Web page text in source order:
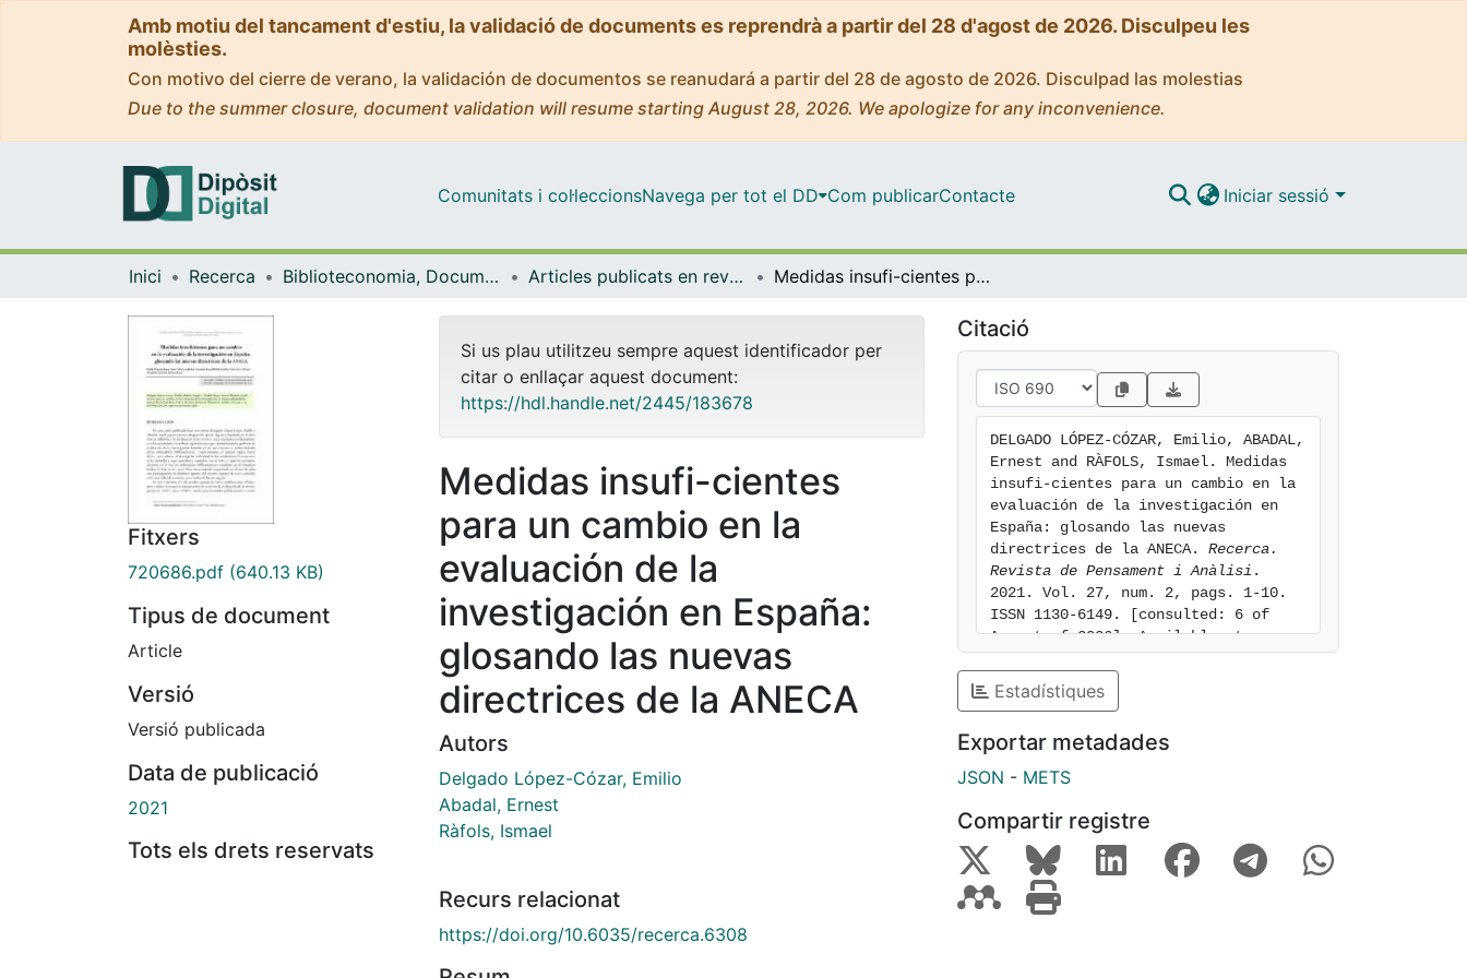
Amb motiu del tancament d'estiu, la validació de documents es reprendrà a partir del 28 d'agost de 2026. Disculpeu les
molèsties.
Con motivo del cierre de verano, la validación de documentos se reanudará a partir del 28 de agosto de 2026. Disculpad las molestias
Due to the summer closure, document validation will resume starting August 28, 2026. We apologize for any inconvenience.
Comunitats i col·leccionsNavega per tot el DD Com publicarContacte Iniciar sessió
Inici Recerca Biblioteconomia, Documentació i Comunicació Audiovisual Articles publicats en revistes (Biblioteconomia, Documentació i Comunicació Audiovisual) Medidas insufi-cientes para un cambio en la evaluación de la investigación en España: glosando las nuevas directrices de la ANECA
Fitxers
720686.pdf (640.13 KB)
Tipus de document
Article
Versió
Versió publicada
Data de publicació
2021
Tots els drets reservats
Si us plau utilitzeu sempre aquest identificador per
citar o enllaçar aquest document:
https://hdl.handle.net/2445/183678
Medidas insufi-cientes
para un cambio en la
evaluación de la
investigación en España:
glosando las nuevas
directrices de la ANECA
Autors
Delgado López-Cózar, Emilio
Abadal, Ernest
Ràfols, Ismael
Recurs relacionat
https://doi.org/10.6035/recerca.6308
Citació
DELGADO LÓPEZ-CÓZAR, Emilio, ABADAL,
Ernest and RÀFOLS, Ismael. Medidas
insufi-cientes para un cambio en la
evaluación de la investigación en
España: glosando las nuevas
directrices de la ANECA. Recerca.
Revista de Pensament i Anàlisi .
2021. Vol. 27, num. 2, pags. 1-10.
ISSN 1130-6149. [consulted: 6 of
August of 2026]. Available at:
Estadístiques
Exportar metadades
JSON - METS
Compartir registre